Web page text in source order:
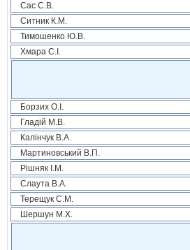
Сас С.В.
Ситник К.М.
Тимошенко Ю.В.
Хмара С.І.
Борзих О.І.
Гладій М.В.
Калінчук В.А.
Мартиновський В.П.
Рішняк І.М.
Слаута В.А.
Терещук С.М.
Шершун М.Х.